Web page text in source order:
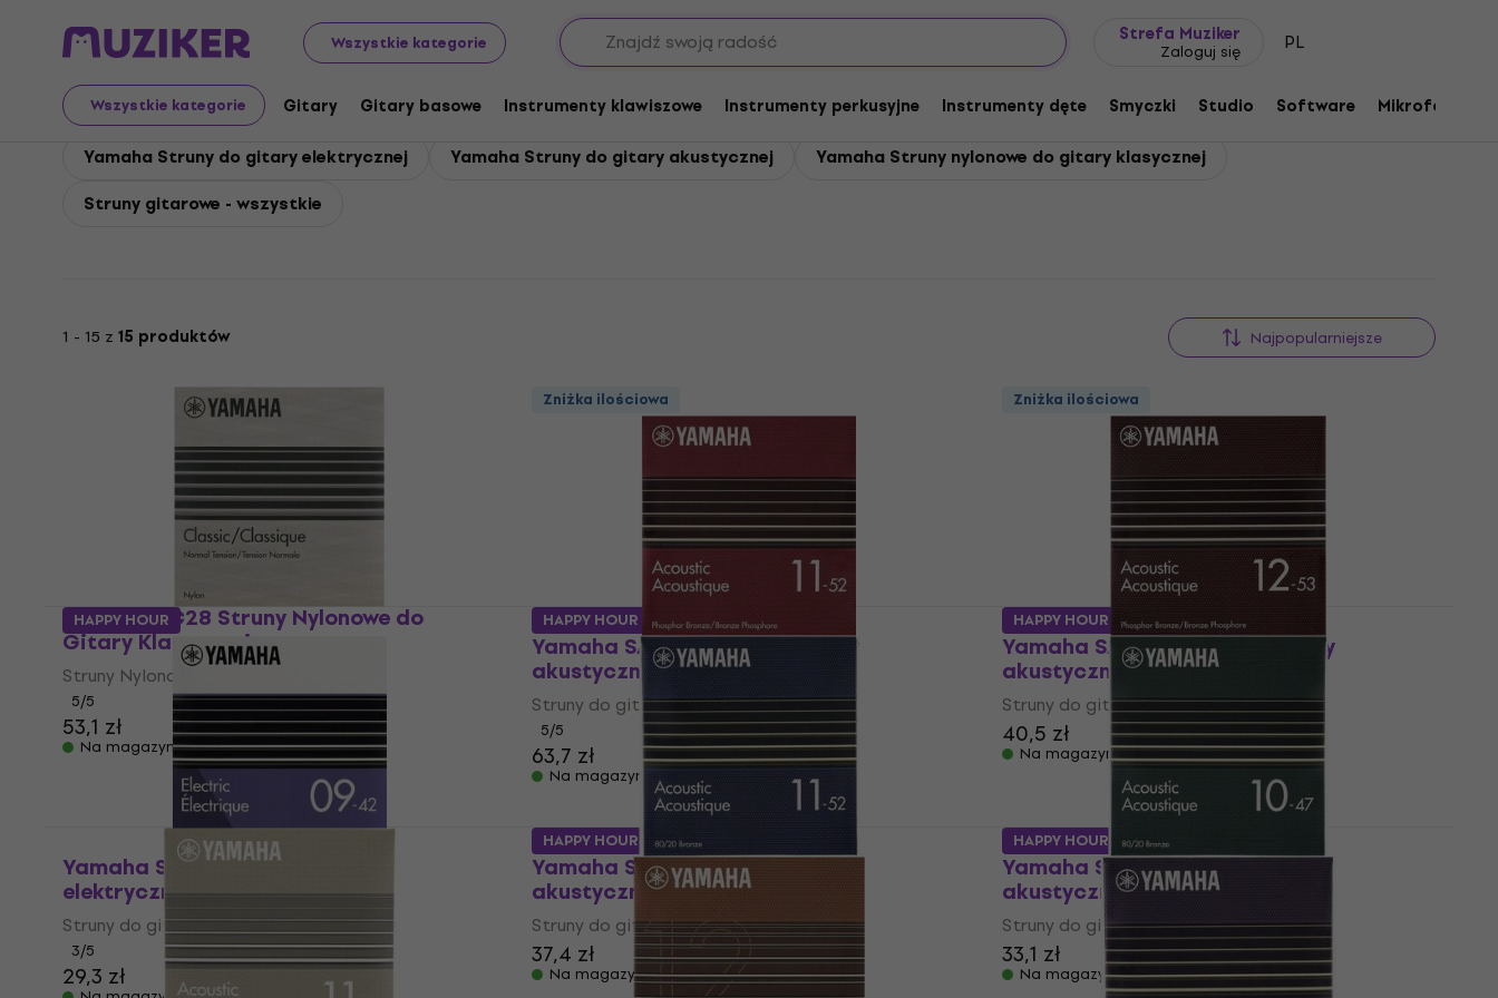
Wszystkie kategorie
Strefa Muziker
Zaloguj się PL
Wszystkie kategorie Gitary Gitary basowe Instrumenty klawiszowe Instrumenty perkusyjne Instrumenty dęte Smyczki Studio Software Mikrofony
Yamaha Gitary Yamaha Struny gitarowe
Yamaha Struny gitarowe
Yamaha Struny do gitary elektrycznej Yamaha Struny do gitary akustycznej
Yamaha Struny nylonowe do gitary klasycznej
Struny gitarowe - wszystkie
1 - 15 z 15 produktów Najpopularniejsze
Yamaha SC28 Struny Nylonowe do
Gitary Klasycznej
Struny Nylonowe do Gitary Klasycznej
5/5
53,1 zł
Na magazynie
Zniżka ilościowa
Yamaha SA11P Struny do gitary
akustycznej
Struny do gitary akustycznej
5/5
63,7 zł
Na magazynie
Zniżka ilościowa
Yamaha SA12P Struny do gitary
akustycznej
Struny do gitary akustycznej
40,5 zł
Na magazynie
HAPPY HOUR
Yamaha SE09 Struny do gitary
elektrycznej
Struny do gitary elektrycznej
3/5
29,3 zł
HAPPY HOUR
Yamaha SA11 Struny do gitary
akustycznej
Struny do gitary akustycznej
37,4 zł
Na magazynie
HAPPY HOUR
Yamaha SA10 Struny do gitary
akustycznej
Struny do gitary akustycznej
33,1 zł
Na magazynie
HAPPY HOUR HAPPY HOUR